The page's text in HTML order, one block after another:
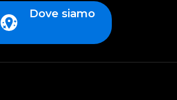
Dove siamo